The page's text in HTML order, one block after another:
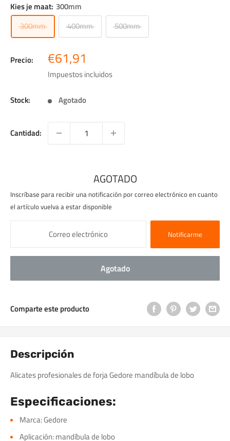
Kies je maat: 300mm
300mm
400mm 500mm
Precio: Precio
de
venta
€61,91
Impuestos incluidos
Stock: Agotado
Cantidad:
AGOTADO
Inscríbase para recibir una notificación por correo electrónico en cuanto
el artículo vuelva a estar disponible
Notificarme
Agotado
Comparte este producto
Descripción
Alicates profesionales de forja Gedore mandíbula de lobo
Especificaciones:
Marca: Gedore
Aplicación: mandíbula de lobo